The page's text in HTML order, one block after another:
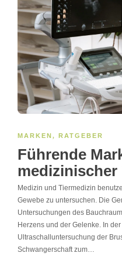
MARKEN, RATGEBER
Führende
Medizin und Tiermedizin
Gewebe zu untersuchen. Die
Untersuchungen des
Herzens und der Gelenke. In
Ultraschalluntersuchung der
Schwangerschaft zum…